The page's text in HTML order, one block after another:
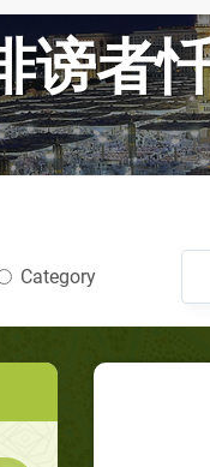
谤者
Category